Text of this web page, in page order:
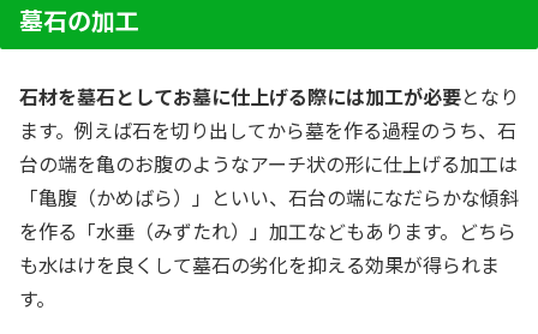
墓石の加工
石材を墓石としてお墓に仕上げる際には加工が必要となり
ます。例えば石を切り出してから墓を作る過程のうち、石
台の端を亀のお腹のようなアーチ状の形に仕上げる加工は
「亀腹（かめばら）」といい、石台の端になだらかな傾斜
を作る「水垂（みずたれ）」加工などもあります。どちら
も水はけを良くして墓石の劣化を抑える効果が得られま
す。